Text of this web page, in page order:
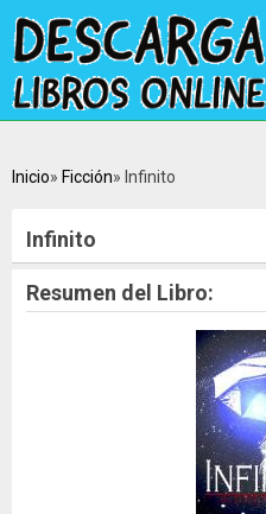
Inicio Ficción Infinito
Infinito
Resumen del Libro: